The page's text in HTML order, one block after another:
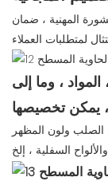
المشورة المهنية ، ضمان
، وما إلى
يمكن تخصيصها
الصلب ولون المظهر